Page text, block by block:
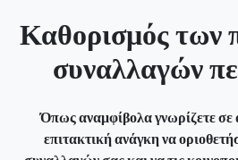
Καθορισμός των
συναλλαγών
Όπως αναμφίβολα γνωρίζετε σε
επιτακτική ανάγκη να